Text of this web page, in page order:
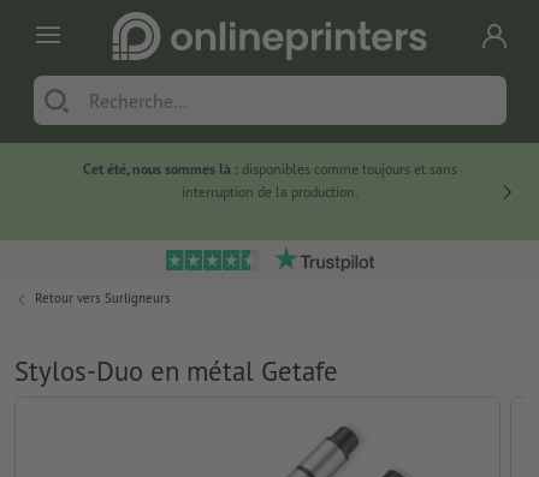
Cet été, nous sommes là :disponibles comme toujours et sans
interruption de la production.
Retour vers Surligneurs
Stylos-Duo en métal Getafe